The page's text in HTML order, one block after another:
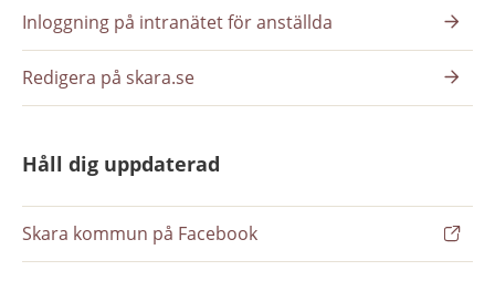
Inloggning på intranätet för anställda
Redigera på skara.se
Håll dig uppdaterad
Skara kommun på Facebook